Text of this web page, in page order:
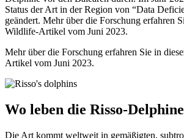
Status der Art in der Region von “Data
geändert. Mehr über die Forschung erfahren
Wildlife-Artikel vom Juni 2023.
Mehr über die Forschung erfahren Sie in
Artikel vom Juni 2023.
Wo leben die Risso-
Die Art kommt weltweit in gemäßigten,